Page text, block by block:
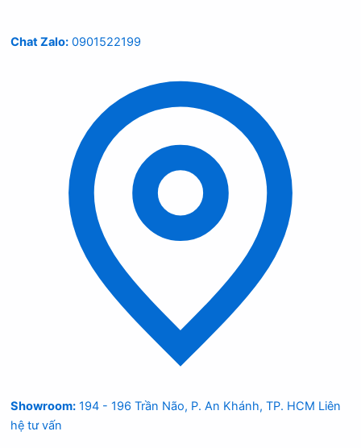
Chat Zalo: 0901522199
Showroom: 194 - 196 Trần Não, P. An Khánh, TP. HCM Liên
hệ tư vấn